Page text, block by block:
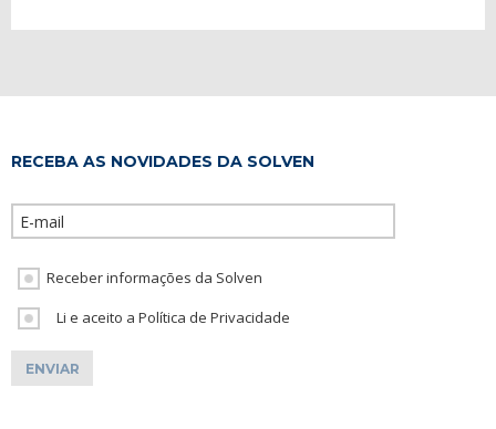
RECEBA AS NOVIDADES DA SOLVEN
Receber informações da Solven
Li e aceito a Política de Privacidade